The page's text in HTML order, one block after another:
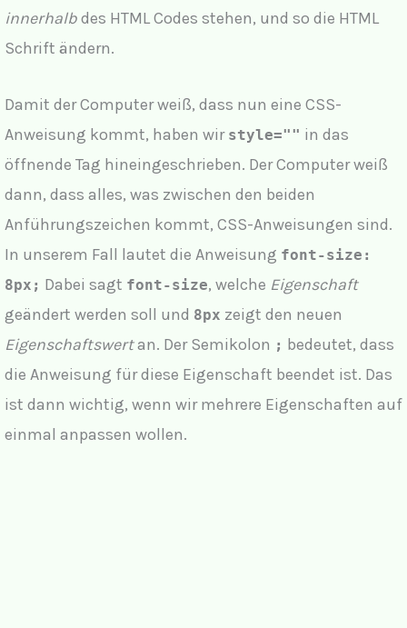
innerhalbdes HTML Codes stehen, und so die HTML
Schrift ändern.
Damit der Computer weiß, dass nun eine CSS-
Anweisung kommt, haben wir style="" in das
öffnende Tag hineingeschrieben. Der Computer weiß
dann, dass alles, was zwischen den beiden
Anführungszeichen kommt, CSS-Anweisungen sind.
In unserem Fall lautet die Anweisung font-size:
8px; Dabei sagt font-size, welche Eigenschaft
geändert werden soll und 8px zeigt den neuen
Eigenschaftswertan. Der Semikolon ; bedeutet, dass
die Anweisung für diese Eigenschaft beendet ist. Das
ist dann wichtig, wenn wir mehrere Eigenschaften auf
einmal anpassen wollen.